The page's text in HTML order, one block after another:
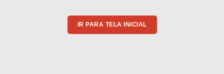
IR PARA TELA INICIAL